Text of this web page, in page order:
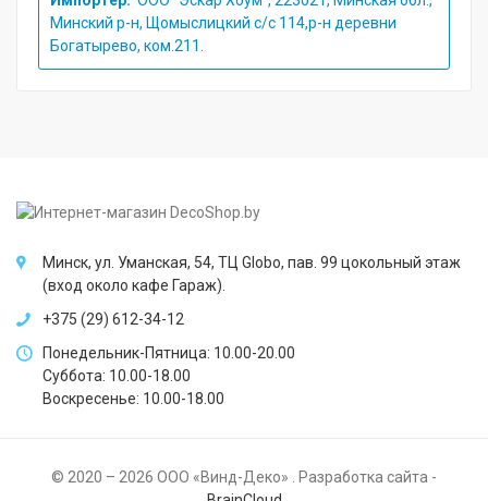
Минский р-н, Щомыслицкий с/с 114,р-н деревни
Богатырево, ком.211.
Минск, ул. Уманская, 54, ТЦ Globo, пав. 99 цокольный этаж
(вход около кафе Гараж).
+375 (29) 612-34-12
Понедельник-Пятница: 10.00-20.00
Суббота: 10.00-18.00
Воскресенье: 10.00-18.00
© 2020 – 2026 ООО «Винд-Деко» . Разработка сайта -